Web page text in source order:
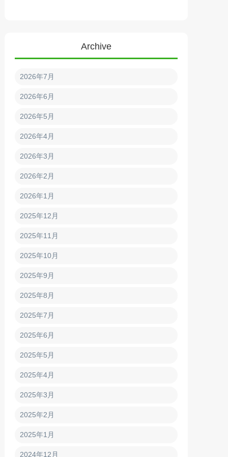
Archive
2026年7月
2026年6月
2026年5月
2026年4月
2026年3月
2026年2月
2026年1月
2025年12月
2025年11月
2025年10月
2025年9月
2025年8月
2025年7月
2025年6月
2025年5月
2025年4月
2025年3月
2025年2月
2025年1月
2024年12月